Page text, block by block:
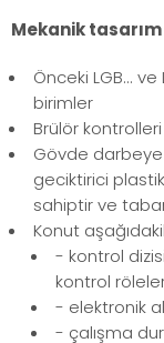
Mekanik tasarım
Önceki LGB...
birimler
Brülör kontrolleri
Gövde darbeye
geciktirici
sahiptir ve
Konut
- kontrol
kontrol
- elektronik
- çalışma